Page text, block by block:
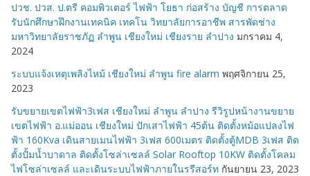
ปวช. ปวส. ป.ตรี คอมพิวเตอร์ ไฟฟ้า โยธา ก่อสร้าง บัญชี การตลาด
รับนักศึกษาฝึกงานเทคนิค เทคโน วิทยาลัยการอาชีพ สารพัดช่าง
มหาวิทยาลัยราชภัฏ ลำพูน เชียงใหม่ เชียงราย ลำปาง มกราคม 4,
2024
ระบบแจ้งเหตุเพลิงไหม้ เชียงใหม่ ลำพูน fire alarm พฤศจิกายน 25,
2023
รับขยายเขตไฟฟ้า3เฟส เชียงใหม่ ลำพูน ลำปาง รีวิรูปหน้างานขยาย
เขตไฟฟ้า อ.แม่ออน เชียงใหม่ ปักเสาไฟฟ้า 45ต้น ติดตั้งหม้อแปลงไฟ
ฟ้า 160Kva เดินสายเมนไฟฟ้า 3เฟส 600เมตร ติดตั้งตู้MDB 3เฟส ติด
ตั้งปั้มน้ำบาดาล ติดตั้งโซล่าเซลล์ Solar Rooftop 10KW ติดตั้งโคลม
ไฟโซล่าเซลล์ และเดินระบบไฟฟ้าภายในรรีสอร์ท กันยายน 23, 2023